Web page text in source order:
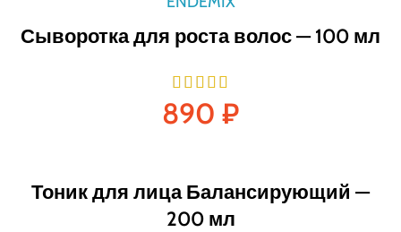
Сыворотка для роста волос — 100 мл
890 ₽
Тоник для лица Балансирующий —
200 мл